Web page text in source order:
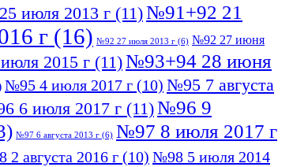
июля 2013 г (11)№91+92 21
г (16) №92 27 июля 2013 г (6) №92 27 июня
2015 г (11)№93+94 28 июня
№95 4 июля 2017 г (10) №95 7 августа
6 июля 2017 г (11)№96 9
№97 6 августа 2013 г (6) №97 8 июля 2017 г
2 августа 2016 г (10) №98 5 июля 2014